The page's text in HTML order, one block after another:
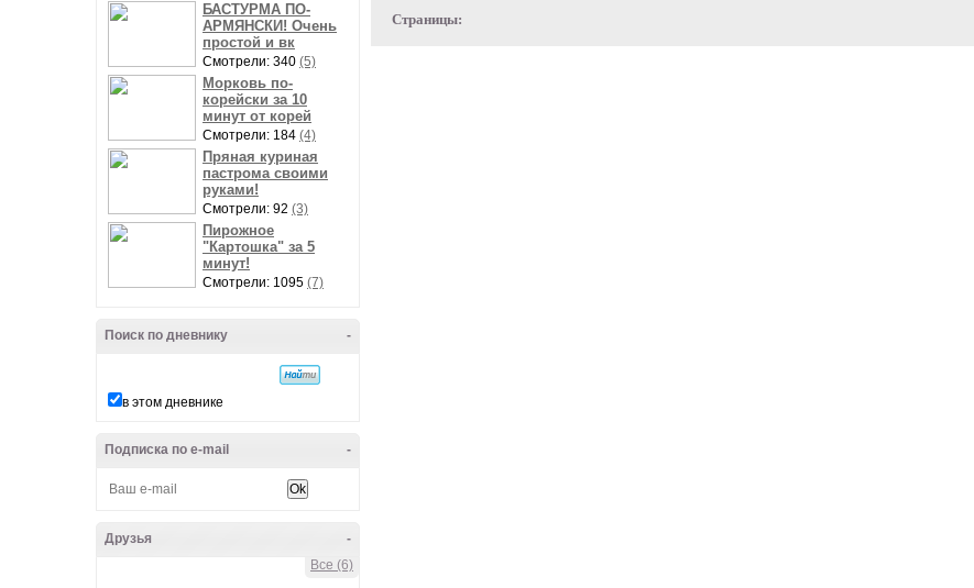
БАСТУРМА ПО-
АРМЯНСКИ! Очень
простой и вк
Смотрели: 340 (5)
Морковь по-
корейски за 10
минут от корей
Смотрели: 184 (4)
Пряная куриная
пастрома своими
руками!
Смотрели: 92 (3)
Пирожное
"Картошка" за 5
минут!
Смотрели: 1095 (7)
-
Поиск по дневнику
в этом дневнике
-
Подписка по e-mail
-
Друзья
Все (6)
Страницы: